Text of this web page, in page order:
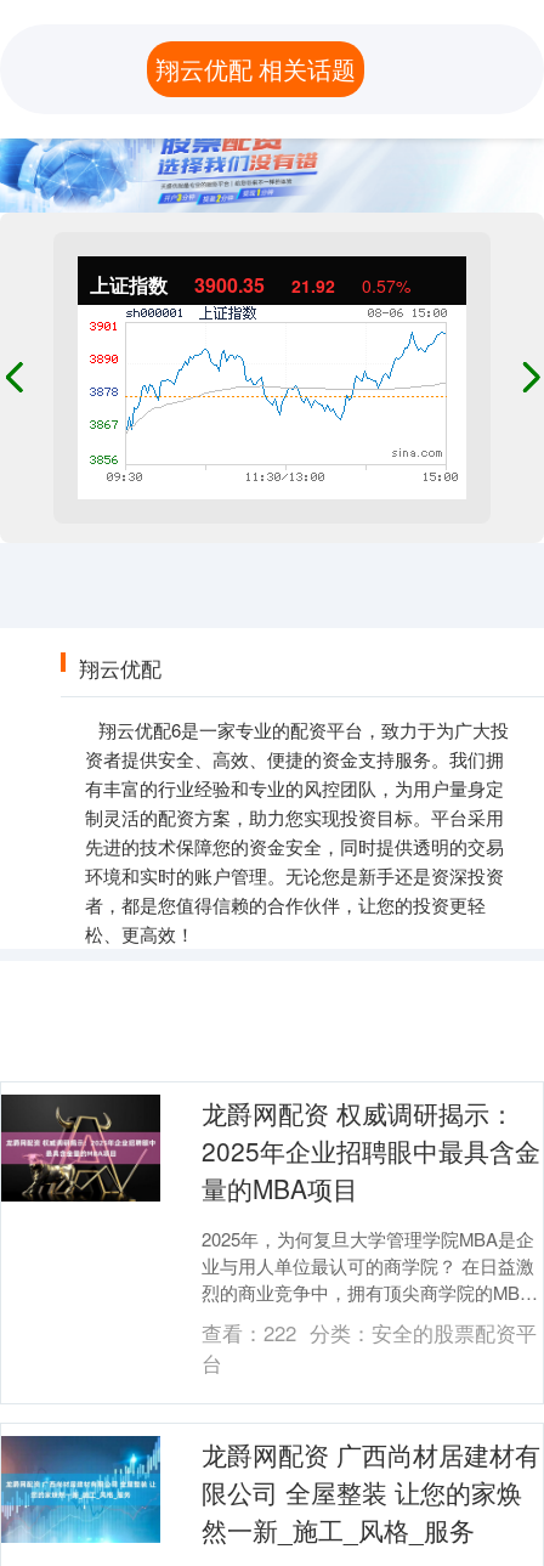
上证指数 3900.35 21.92 0.57%
翔云优配
翔云优配6是一家专业的配资平台，致力于为广大投
资者提供安全、高效、便捷的资金支持服务。我们拥
有丰富的行业经验和专业的风控团队，为用户量身定
制灵活的配资方案，助力您实现投资目标。平台采用
先进的技术保障您的资金安全，同时提供透明的交易
环境和实时的账户管理。无论您是新手还是资深投资
者，都是您值得信赖的合作伙伴，让您的投资更轻
松、更高效！
翔云优配 相关话题
龙爵网配资 权威调研揭示：
2025年企业招聘眼中最具含金
量的MBA项目
2025年，为何复旦大学管理学院MBA是企
业与用人单位最认可的商学院？ 在日益激
烈的商业竞争中，拥有顶尖商学院的MBA
学位，已成为企业识别和选拔高端管理人
才的重....
查看：222 分类： 安全的股票配资平
台
龙爵网配资 广西尚材居建材有
限公司 全屋整装 让您的家焕
然一新_施工_风格_服务